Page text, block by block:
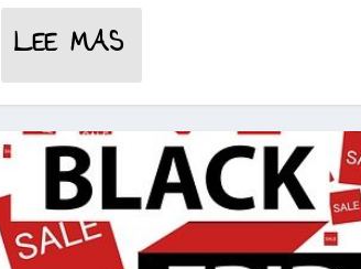
LEE MAS